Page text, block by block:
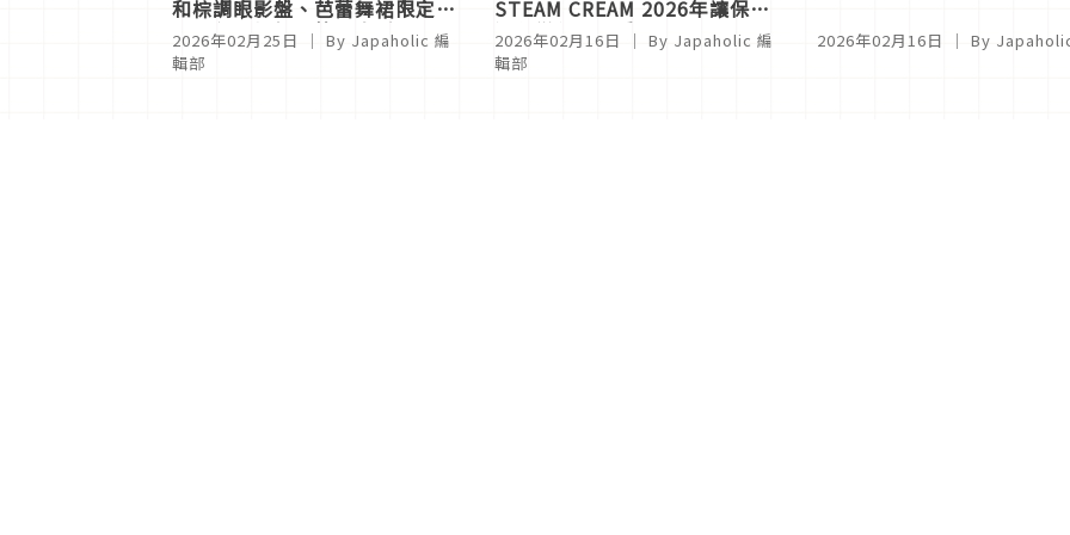
和棕調眼影盤、芭蕾舞裙限定色
眼影與超極細眉筆一次看
2026年02月25日 ｜ By Japaholic 編
輯部
STEAM CREAM 2026年讓保濕
過程變得更可愛
2026年02月16日 ｜ By Japaholic 編
輯部
2026年02月16日 ｜ By